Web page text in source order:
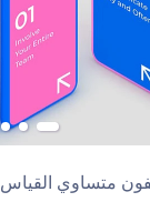
متساوي القياس